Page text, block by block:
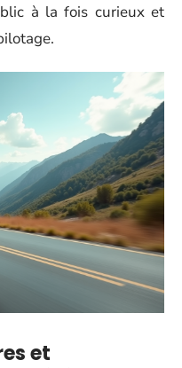
à la fois curieux et
et